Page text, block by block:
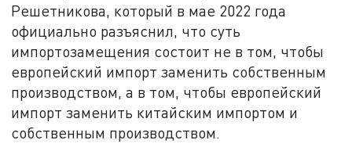
Решетникова, который в мае 2022 года
официально разъяснил, что суть
импортозамещения состоит не в том, чтобы
европейский импорт заменить собственным
производством, а в том, чтобы европейский
импорт заменить китайским импортом и
собственным производством.